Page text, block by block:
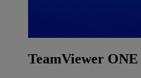
TeamViewer ONE